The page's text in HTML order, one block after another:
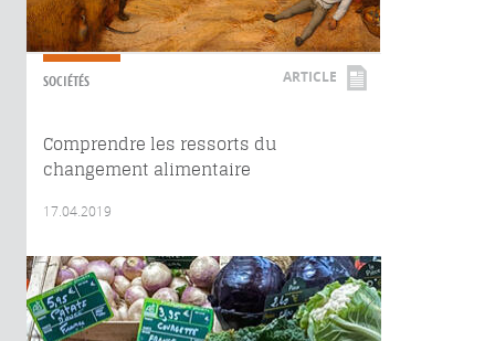
SOCIÉTÉS ARTICLE
Comprendre les ressorts du
changement alimentaire
17.04.2019